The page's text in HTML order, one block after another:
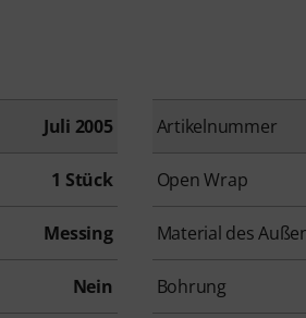
Juli 2005 Artikelnummer
1 Stück Open Wrap
Messing Material des
Nein Bohrung